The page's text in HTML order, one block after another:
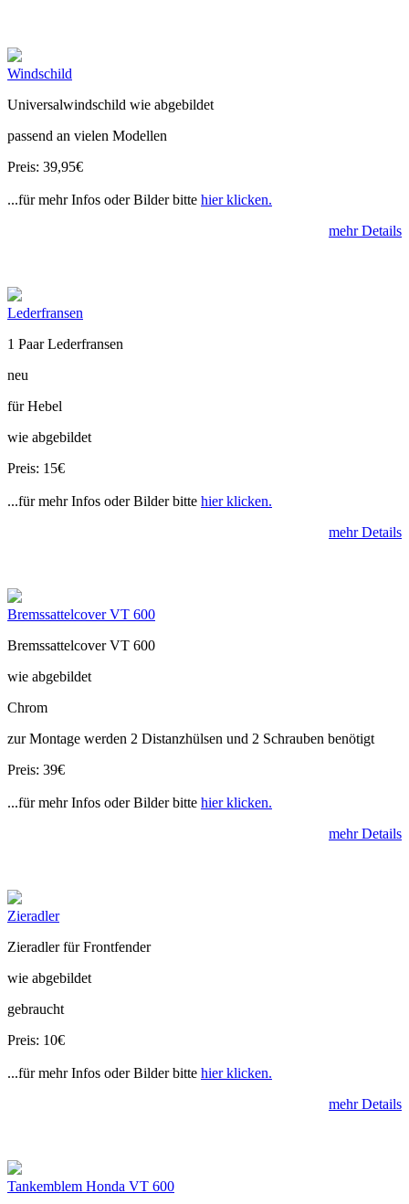
Windschild
Universalwindschild wie abgebildet
passend an vielen Modellen
Preis: 39,95€
...für mehr Infos oder Bilder bitte hier klicken.
mehr Details
Lederfransen
1 Paar Lederfransen
neu
für Hebel
wie abgebildet
Preis: 15€
...für mehr Infos oder Bilder bitte hier klicken.
mehr Details
Bremssattelcover VT 600
Bremssattelcover VT 600
wie abgebildet
Chrom
zur Montage werden 2 Distanzhülsen und 2 Schrauben benötigt
Preis: 39€
...für mehr Infos oder Bilder bitte hier klicken.
mehr Details
Zieradler
Zieradler für Frontfender
wie abgebildet
gebraucht
Preis: 10€
...für mehr Infos oder Bilder bitte hier klicken.
mehr Details
Tankemblem Honda VT 600